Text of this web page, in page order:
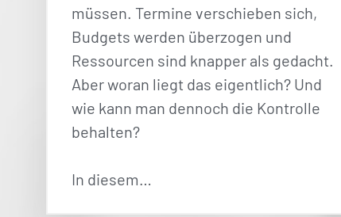
müssen. Termine verschieben sich,
Budgets werden überzogen und
Ressourcen sind knapper als gedacht.
Aber woran liegt das eigentlich? Und
wie kann man dennoch die Kontrolle
behalten?
In diesem…